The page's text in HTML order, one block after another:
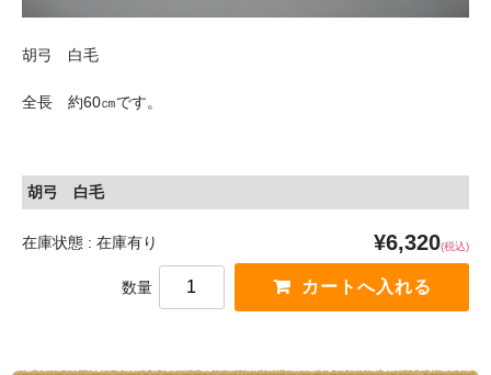
胡弓 白毛
全長 約60㎝です。
胡弓 白毛
在庫状態 : 在庫有り ¥6,320(税込)
数量